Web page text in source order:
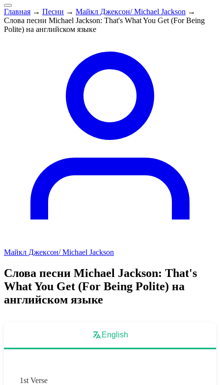
Главная → Песни → Майкл Джексон/ Michael Jackson →
Слова песни Michael Jackson: That's What You Get (For Being
Polite) на английском языке
Майкл Джексон/ Michael Jackson
Слова песни Michael Jackson: That's
What You Get (For Being Polite) на
английском языке
English
1st Verse